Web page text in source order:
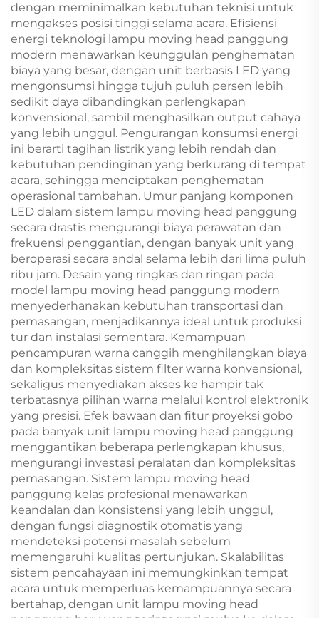
dengan meminimalkan kebutuhan teknisi untuk
mengakses posisi tinggi selama acara. Efisiensi
energi teknologi lampu moving head panggung
modern menawarkan keunggulan penghematan
biaya yang besar, dengan unit berbasis LED yang
mengonsumsi hingga tujuh puluh persen lebih
sedikit daya dibandingkan perlengkapan
konvensional, sambil menghasilkan output cahaya
yang lebih unggul. Pengurangan konsumsi energi
ini berarti tagihan listrik yang lebih rendah dan
kebutuhan pendinginan yang berkurang di tempat
acara, sehingga menciptakan penghematan
operasional tambahan. Umur panjang komponen
LED dalam sistem lampu moving head panggung
secara drastis mengurangi biaya perawatan dan
frekuensi penggantian, dengan banyak unit yang
beroperasi secara andal selama lebih dari lima puluh
ribu jam. Desain yang ringkas dan ringan pada
model lampu moving head panggung modern
menyederhanakan kebutuhan transportasi dan
pemasangan, menjadikannya ideal untuk produksi
tur dan instalasi sementara. Kemampuan
pencampuran warna canggih menghilangkan biaya
dan kompleksitas sistem filter warna konvensional,
sekaligus menyediakan akses ke hampir tak
terbatasnya pilihan warna melalui kontrol elektronik
yang presisi. Efek bawaan dan fitur proyeksi gobo
pada banyak unit lampu moving head panggung
menggantikan beberapa perlengkapan khusus,
mengurangi investasi peralatan dan kompleksitas
pemasangan. Sistem lampu moving head
panggung kelas profesional menawarkan
keandalan dan konsistensi yang lebih unggul,
dengan fungsi diagnostik otomatis yang
mendeteksi potensi masalah sebelum
memengaruhi kualitas pertunjukan. Skalabilitas
sistem pencahayaan ini memungkinkan tempat
acara untuk memperluas kemampuannya secara
bertahap, dengan unit lampu moving head